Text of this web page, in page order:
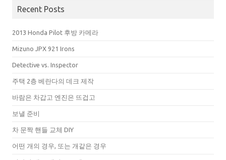
Recent Posts
2013 Honda Pilot 후방 카메라
Mizuno JPX 921 Irons
Detective vs. Inspector
주택 2층 베란다의 데크 제작
바람은 차갑고 엔진은 뜨겁고
보낼 준비
차 문짝 핸들 교체 DIY
어떤 개의 경우, 또는 개같은 경우